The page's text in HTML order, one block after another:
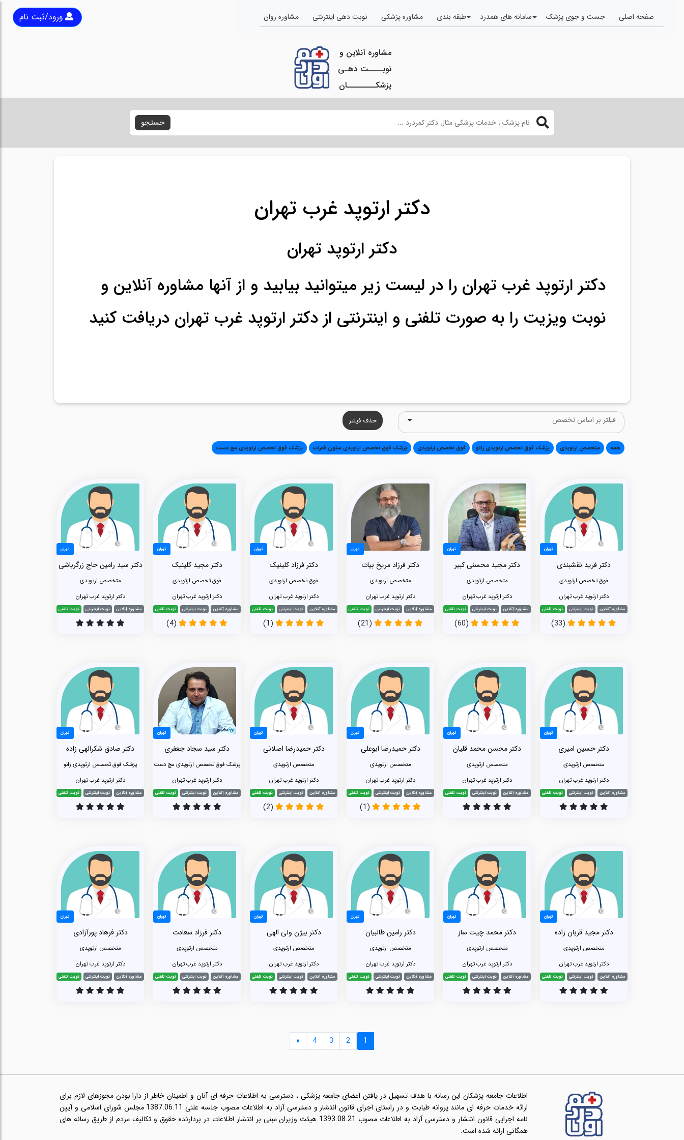
صفحه اصلی جست و جوی پزشک سامانه های همدرد طبقه بندی مشاوره پزشکی نوبت دهی اینترنتی مشاوره روان ورود/ثبت نام
مشاوره آنلاین و
نوبــــت دهـی
پزشکــــــــان
جستجو
دکتر ارتوپد غرب تهران
دکتر ارتوپد تهران
دکتر ارتوپد غرب تهران را در لیست زیر میتوانید بیابید و از آنها مشاوره آنلاین و
نوبت ویزیت را به صورت تلفنی و اینترنتی از دکتر ارتوپد غرب تهران دریافت کنید
حذف فیلتر
همه متخصص ارتوپدی پزشک فوق تخصص ارتوپدی زانو فوق تخصص ارتوپدی پزشک فوق تخصص ارتوپدی ستون فقرات پزشک فوق تخصص ارتوپدی مچ دست
تهران
دکتر فرید نقشبندی
فوق تخصص ارتوپدی
دکتر ارتوپد غرب تهران
مشاوره آنلاین نوبت اینترنتی نوبت تلفنی
(33)
تهران
دکتر مجید محسنی کبیر
متخصص ارتوپدی
دکتر ارتوپد غرب تهران
مشاوره آنلاین نوبت اینترنتی نوبت تلفنی
(60)
تهران
دکتر فرزاد مریخ بیات
متخصص ارتوپدی
دکتر ارتوپد غرب تهران
مشاوره آنلاین نوبت اینترنتی نوبت تلفنی
(21)
تهران
دکتر فرزاد کلینیک
فوق تخصص ارتوپدی
دکتر ارتوپد غرب تهران
مشاوره آنلاین نوبت اینترنتی نوبت تلفنی
(1)
تهران
دکتر مجید کلینیک
فوق تخصص ارتوپدی
دکتر ارتوپد غرب تهران
مشاوره آنلاین نوبت اینترنتی نوبت تلفنی
(4)
تهران
دکتر سید رامین حاج زرگرباشی
متخصص ارتوپدی
دکتر ارتوپد غرب تهران
مشاوره آنلاین نوبت اینترنتی نوبت تلفنی
تهران
دکتر حسین امیری
متخصص ارتوپدی
دکتر ارتوپد غرب تهران
مشاوره آنلاین نوبت اینترنتی نوبت تلفنی
تهران
دکتر محسن محمد قلیان
متخصص ارتوپدی
دکتر ارتوپد غرب تهران
مشاوره آنلاین نوبت اینترنتی نوبت تلفنی
تهران
دکتر حمیدرضا ابوعلی
متخصص ارتوپدی
دکتر ارتوپد غرب تهران
مشاوره آنلاین نوبت اینترنتی نوبت تلفنی
(1)
تهران
دکتر حمیدرضا اصلانی
متخصص ارتوپدی
دکتر ارتوپد غرب تهران
مشاوره آنلاین نوبت اینترنتی نوبت تلفنی
(2)
تهران
دکتر سید سجاد جعفری
پزشک فوق تخصص ارتوپدی مچ دست
دکتر ارتوپد غرب تهران
مشاوره آنلاین نوبت اینترنتی نوبت تلفنی
تهران
دکتر صادق شکرالهی زاده
پزشک فوق تخصص ارتوپدی زانو
دکتر ارتوپد غرب تهران
مشاوره آنلاین نوبت اینترنتی نوبت تلفنی
تهران
دکتر مجید قربان زاده
متخصص ارتوپدی
دکتر ارتوپد غرب تهران
مشاوره آنلاین نوبت اینترنتی نوبت تلفنی
تهران
دکتر محمد چیت ساز
متخصص ارتوپدی
دکتر ارتوپد غرب تهران
مشاوره آنلاین نوبت اینترنتی نوبت تلفنی
تهران
دکتر رامین طالبیان
متخصص ارتوپدی
دکتر ارتوپد غرب تهران
مشاوره آنلاین نوبت اینترنتی نوبت تلفنی
تهران
دکتر بیژن ولی الهی
متخصص ارتوپدی
دکتر ارتوپد غرب تهران
مشاوره آنلاین نوبت اینترنتی نوبت تلفنی
تهران
دکتر فرزاد سعادت
متخصص ارتوپدی
دکتر ارتوپد غرب تهران
مشاوره آنلاین نوبت اینترنتی نوبت تلفنی
تهران
دکتر فرهاد پورآزادی
متخصص ارتوپدی
دکتر ارتوپد غرب تهران
مشاوره آنلاین نوبت اینترنتی نوبت تلفنی
1
2
3
4
»
اطلاعات جامعه پزشکان این رسانه با هدف تسهیل در یافتن اعضای جامعه پزشکی ، دسترسی به اطلاعات حرفه ای آنان و اطمینان خاطر از دارا بودن مجوزهای لازم برای
ارائه خدمات حرفه ای مانند پروانه طبابت و در راستای اجرای قانون انتشار و دسترسی آزاد به اطلاعات مصوب جلسه علنی 1387.06.11 مجلس شورای اسلامی و آیین
نامه اجرایی قانون انتشار و دسترسی آزاد به اطلاعات مصوب 1393.08.21 هیئت وزیران مبنی بر انتشار اطلاعات در بردارنده حقوق و تکالیف مردم از طریق رسانه های
همگانی ارائه شده است.